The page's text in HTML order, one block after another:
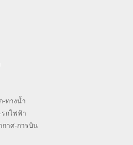
-ทางน้ำ
ถไฟฟ้า
กาศ-การบิน